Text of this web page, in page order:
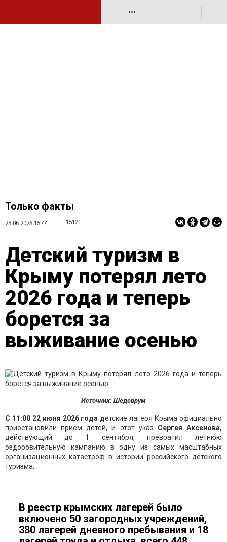
•••
Только факты
23.06.2026 15:44 15121
Детский туризм в
Крыму потерял лето
2026 года и теперь
борется за
выживание осенью
Источник: Шедеврум
С 11:00 22 июня 2026 года детские лагеря Крыма официально
приостановили прием детей, и этот указ Сергея Аксенова,
действующий до 1 сентября, превратил летнюю
оздоровительную кампанию в одну из самых масштабных
организационных катастроф в истории российского детского
туризма.
В реестр крымских лагерей было
включено 50 загородных учреждений,
380 лагерей дневного пребывания и 18